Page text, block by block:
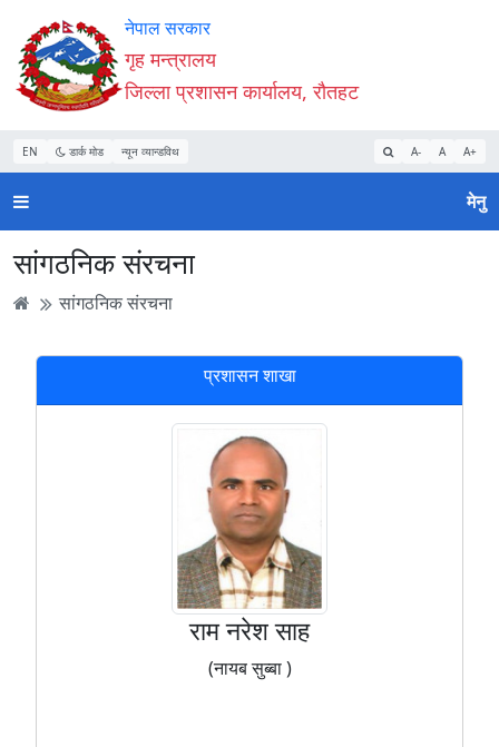
Accessibility
Mode
सुरु
गर्नुहोस्
सामाग्री
पढ्नुहाेस्
नेभिगेसन
पढ्नुहाेस्
वेबसाइट
खोजमा
जानुहोस्
नेपाल सरकार
गृह मन्त्रालय
जिल्ला प्रशासन कार्यालय, रौतहट
EN डार्क मोड न्यून व्यान्डविथ A- A A+
मेनु
सांगठनिक संरचना
सांगठनिक संरचना
प्रशासन शाखा
राम नरेश साह
(नायब सुब्बा )